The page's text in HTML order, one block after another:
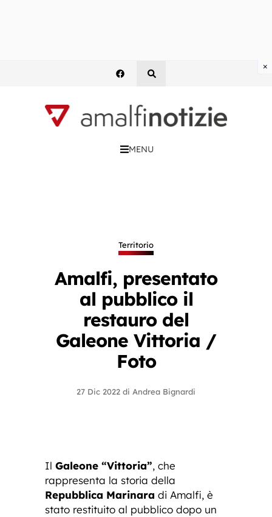
MENU
Territorio
Amalfi, presentato
al pubblico il
restauro del
Galeone Vittoria /
Foto
27 Dic 2022 di Andrea Bignardi
Il Galeone “Vittoria”, che
rappresenta la storia della
Repubblica Marinara di Amalfi, è
stato restituito al pubblico dopo un
×